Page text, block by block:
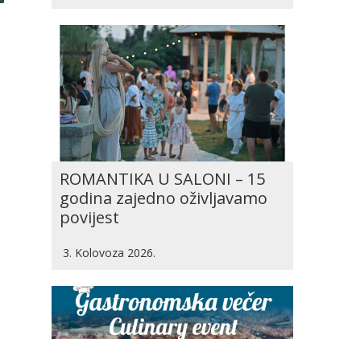
ROMANTIKA U SALONI – 15
godina zajedno oživljavamo
povijest
3. Kolovoza 2026.